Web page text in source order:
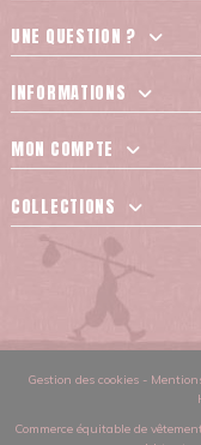
UNE QUESTION ?
INFORMATIONS
MON COMPTE
COLLECTIONS
Gestion des cookies-
Commerce équitable de